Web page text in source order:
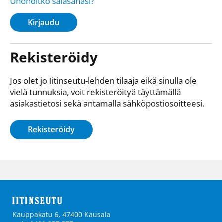
Kirjaudu
Rekisteröidy
Jos olet jo Iitinseutu-lehden tilaaja eikä sinulla ole
vielä tunnuksia, voit rekisteröityä täyttämällä
asiakastietosi sekä antamalla sähkö­posti­osoitteesi.
Rekisteröidy
Kauppakatu 6, 47400 Kausala